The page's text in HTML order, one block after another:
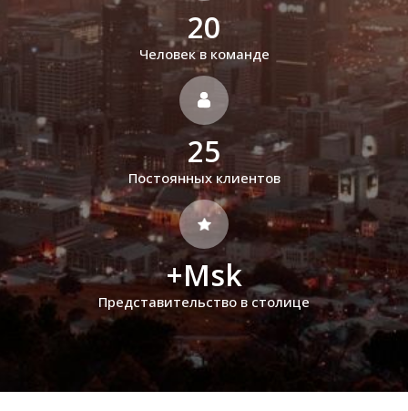
20
Человек в команде
25
Постоянных клиентов
+Msk
Представительство в столице